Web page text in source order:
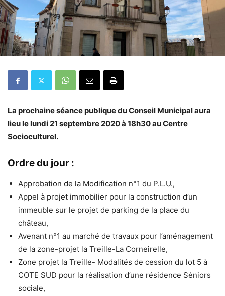
La prochaine séance publique du Conseil Municipal aura
lieu le lundi 21 septembre 2020 à 18h30 au Centre
Socioculturel.
Ordre du jour :
Approbation de la Modification n°1 du P.L.U.,
Appel à projet immobilier pour la construction d’un
immeuble sur le projet de parking de la place du
château,
Avenant n°1 au marché de travaux pour l’aménagement
de la zone-projet la Treille-La Corneirelle,
Zone projet la Treille- Modalités de cession du lot 5 à
COTE SUD pour la réalisation d’une résidence Séniors
sociale,